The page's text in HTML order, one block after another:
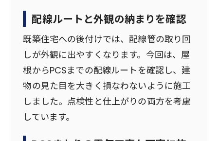
配線ルートと外観の納まりを確認
既築住宅への後付けでは、配線管の取り回
しが外観に出やすくなります。今回は、屋
根からPCSまでの配線ルートを確認し、建
物の見た目を大きく損なわないように施工
しました。点検性と仕上がりの両方を考慮
しています。